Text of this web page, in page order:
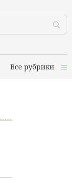
Все рубрики